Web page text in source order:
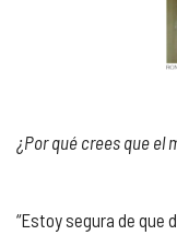
¿Por qué crees que el
“Estoy segura de que